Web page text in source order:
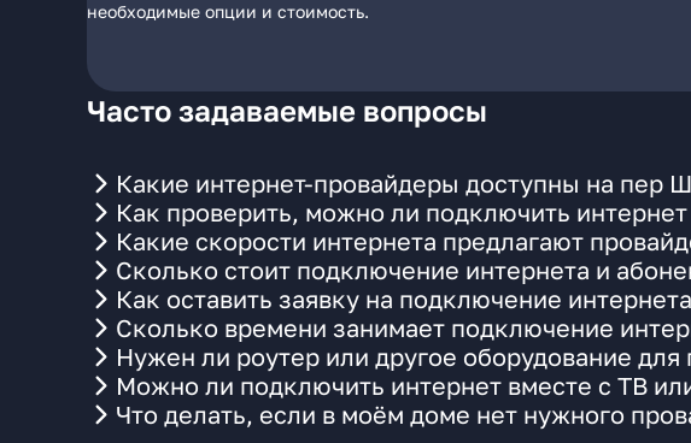
необходимые опции и стоимость.
Часто задаваемые вопросы
Какие интернет-провайдеры доступны на пер
Как проверить, можно ли подключить
Какие скорости интернета предлагают
Сколько стоит подключение интернета и
Как оставить заявку на подключение
Сколько времени занимает подключение
Нужен ли роутер или другое оборудование
Можно ли подключить интернет вместе с ТВ
Что делать, если в моём доме нет нужного